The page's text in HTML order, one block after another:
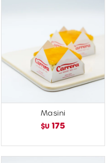
Masini
$U 175